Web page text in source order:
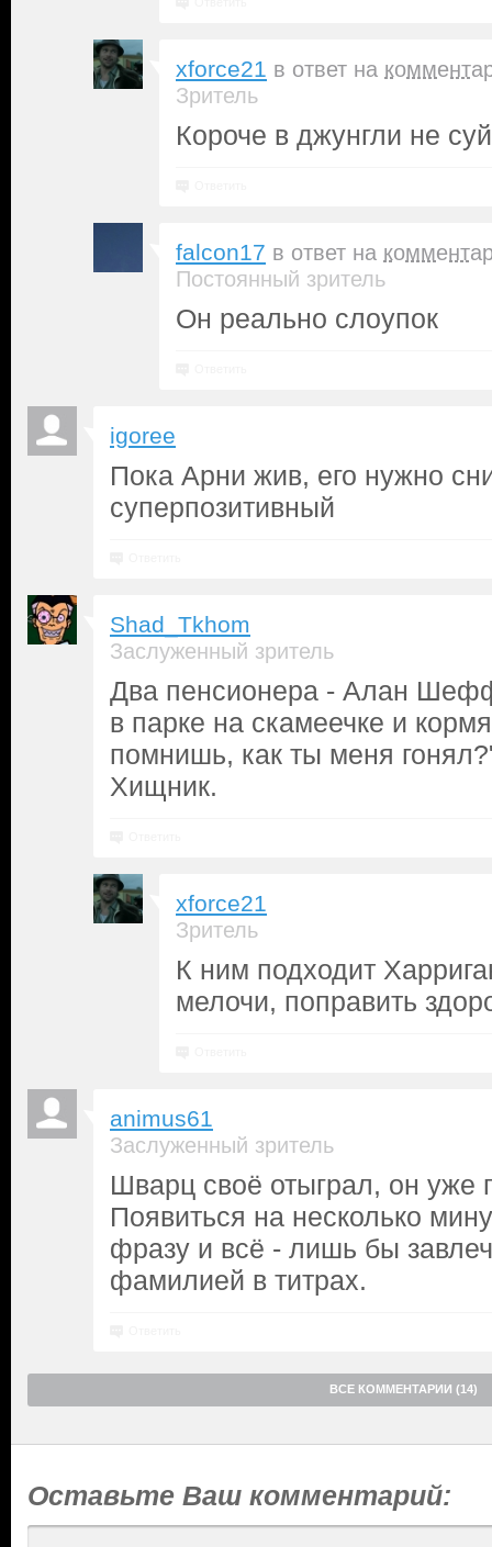
xforce21 в ответ на
Зритель
Короче в джунгли не
falcon17 в ответ на
Постоянный зритель
Он реально слоупок
igoree
Пока Арни жив, его нужно
суперпозитивный
Shad_Tkhom
Заслуженный зритель
Два пенсионера - Алан
в парке на скамеечке и
помнишь, как ты меня
Хищник.
xforce21
Зритель
К ним подходит
мелочи, поправить
animus61
Заслуженный зритель
Шварц своё отыграл, он уже
Появиться на несколько
фразу и всё - лишь бы
фамилией в титрах.
ВСЕ КОММЕНТАРИИ (14)
Оставьте Ваш комментарий: